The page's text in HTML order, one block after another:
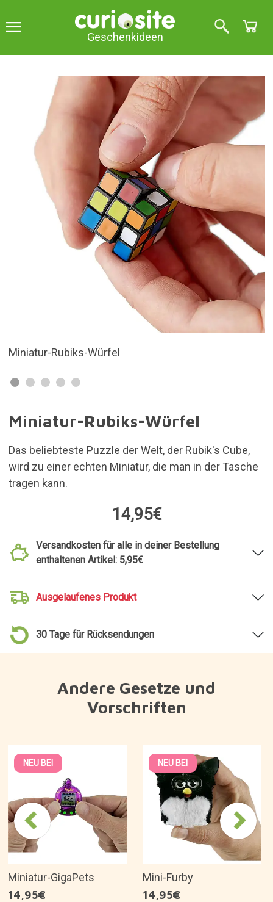
Geschenkideen
Miniatur-Rubiks-Würfel
Das beliebteste Puzzle der Welt, der Rubik's Cube,
wird zu einer echten Miniatur, die man in der Tasche
tragen kann.
14,95€
Versandkosten für alle in deiner Bestellung
enthaltenen Artikel: 5,95€
Ausgelaufenes Produkt
30 Tage für Rücksendungen
Andere Gesetze und
Vorschriften
NEU BEI
Miniatur-GigaPets
14,95€
NEU BEI
Mini-Furby
14,95€